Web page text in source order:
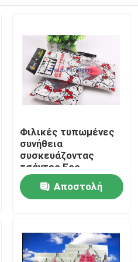
Φιλικές τυπωμένες
συνήθεια
συσκευάζοντας
τσάντες Eco,
χρωματισμένες
πλαστικές τσάντες
βαθμού τροφίμων
Αποστολή